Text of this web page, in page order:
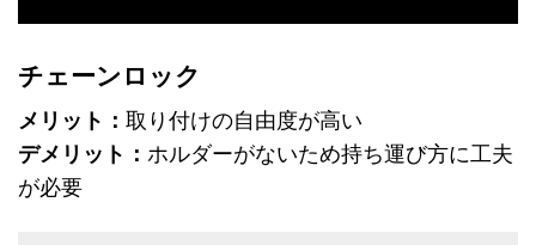
チェーンロック
メリット： 取り付けの自由度が高い
デメリット： ホルダーがないため持ち運び方に工夫
が必要